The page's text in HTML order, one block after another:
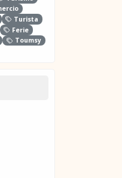
Turista
Ferie
Toumsy